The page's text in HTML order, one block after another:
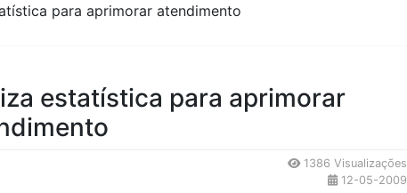
para aprimorar atendimento
estatística para aprimorar
1386 Visualizações
12-05-2009